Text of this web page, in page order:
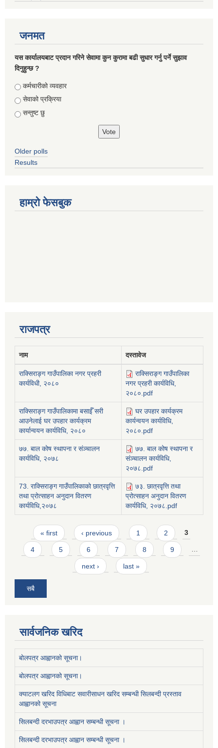
जनमत
यस कार्यालयबाट प्रदान गरिने सेवामा कुन कुरामा बढी सुधार गर्नु पर्ने सुझाव
दिनुहुन्छ ?
Choices
कर्मचारीको व्यवहार
सेवाको प्रक्रिया
सन्तुष्ट छु
Older polls
Results
हाम्रो फेसबुक
राजपत्र
नाम दस्तावेज
राक्सिराङ्ग गाउँपालिका नगर प्रहरी
कार्यविधी, २०८०
राक्सिराङ्ग गाउँपालिका
नगर प्रहरी कार्यविधि,
२०८०.pdf
राक्सिराङ्ग गाउँपालिकामा बसाईँ सरी
आउनेलाई घर उपहार कार्यक्रम
कार्यान्वयन कार्यविधि, २०८०
घर उपहार कार्यक्रम
कार्यन्वयन कार्यविधि,
२०८०.pdf
७७. बाल कोष स्थापना र संञ्चालन
कार्यविधि, २०७८
७७. बाल कोष स्थापना र
संञ्चालन कार्यविधि,
२०७८.pdf
73. राक्सिराङ्ग गाउँपालिकाको छात्रवृत्ति
तथा प्रोत्साहन अनुदान वितरण
कार्यविधि,२०७८
७३. छात्रवृत्ति तथा
प्रोत्साहन अनुदान वितरण
कार्यविधि, २०७८.pdf
Pages
« first ‹ previous 1 2 3
4 5 6 7 8 9 …
next › last »
सबै
सार्वजनिक खरिद
बोलपत्र आह्वानको सूचना।
बोलपत्र आह्वानको सूचना।
क्याटलग खरिद विधिबाट सवारीसाधन खरिद सम्बन्धी सिलबन्दी प्रस्ताव
आह्वानको सूचना
सिलबन्दी दरभाउपत्र आह्वान सम्बन्धी सूचना ।
सिलबन्दी दरभाउपत्र आह्वान सम्बन्धी सूचना ।